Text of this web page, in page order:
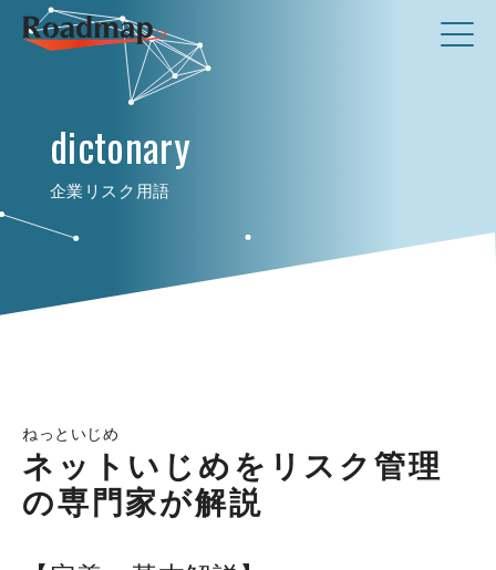
dictonary
企業リスク用語
ねっといじめ
ネットいじめをリスク管理
の専門家が解説